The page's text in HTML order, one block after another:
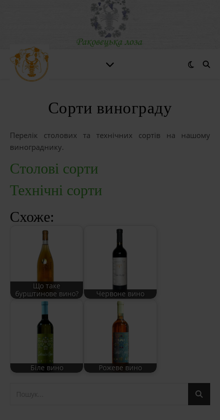
Сорти винограду
Перелік столових та технічних сортів на нашому
винограднику.
Столові сорти
Технічні сорти
Схоже:
Що таке
бурштинове вино?
Червоне вино
Біле вино Рожеве вино